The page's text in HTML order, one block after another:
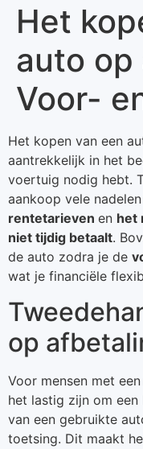
Het
auto
Voor-
Het kopen van een
aantrekkelijk in het
voertuig nodig hebt.
aankoop vele
rentetarieven en het
niet tijdig betaalt.
de auto zodra je de
wat je financiële
op
Voor mensen met een
het lastig zijn om
van een gebruikte
toetsing. Dit maakt